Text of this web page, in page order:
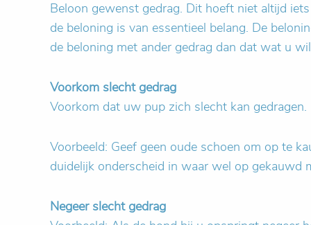
Beloon gewenst gedrag. Dit hoeft niet altijd
de beloning is van essentieel belang. De
de beloning met ander gedrag dan dat wat u
Voorkom slecht gedrag
Voorkom dat uw pup zich slecht kan gedragen.
Voorbeeld: Geef geen oude schoen om op te
duidelijk onderscheid in waar wel op gekauwd
Negeer slecht gedrag